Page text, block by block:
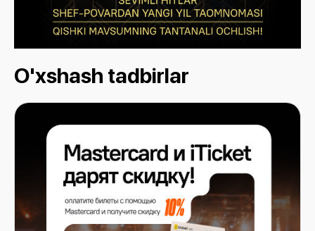
O'xshash tadbirlar